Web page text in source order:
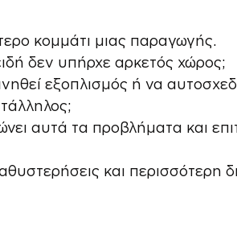
κομμάτι μιας παραγωγής.
δεν υπήρχε αρκετός χώρος;
εξοπλισμός ή να
αυτά τα προβλήματα και
και περισσότερη